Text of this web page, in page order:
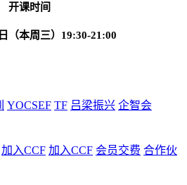
开课时间
日（本周三） 19:30-21:00
YOCSEF TF 吕梁振兴 企智会
加入CCF 加入CCF 会员交费 合作伙